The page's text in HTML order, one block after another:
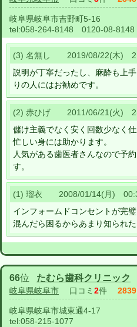
岐阜県岐阜市吉野町5-16
tel:058-264-8148 0120-08-8148
(3) 名無し 2019/08/22(木)
説明が丁寧だったし、麻酔も上
りの人にはお勧めです。
(2) 赤ひげ 2011/06/21(火)
儲け主義でなく安く回数少なく仕
忙しい身には助かります。
人気がある歯医者さんなので予
す。
(1) 瑠衣 2008/01/14(月)
インフォームドコンセントが完璧
混んだら困るからあまり知られた
66位 たむら歯科クリニック
岐阜県岐阜市 口コミ 2件 2839
岐阜県岐阜市城東通4-17
tel:058-215-1077